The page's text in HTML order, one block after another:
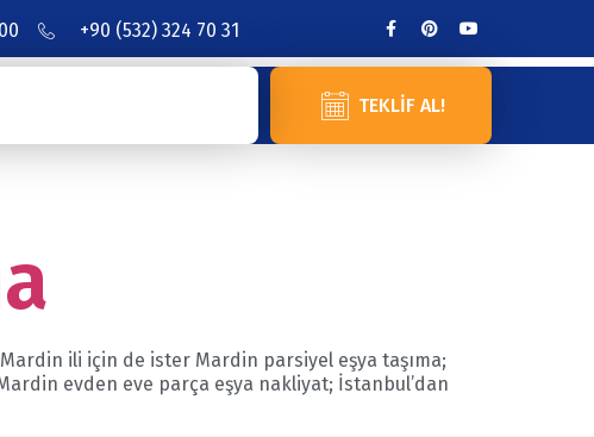
+90 (532) 324 70 31
TEKLIF AL!
ili için de ister Mardin parsiyel eşya taşıma;
evden eve parça eşya nakliyat; İstanbul’dan